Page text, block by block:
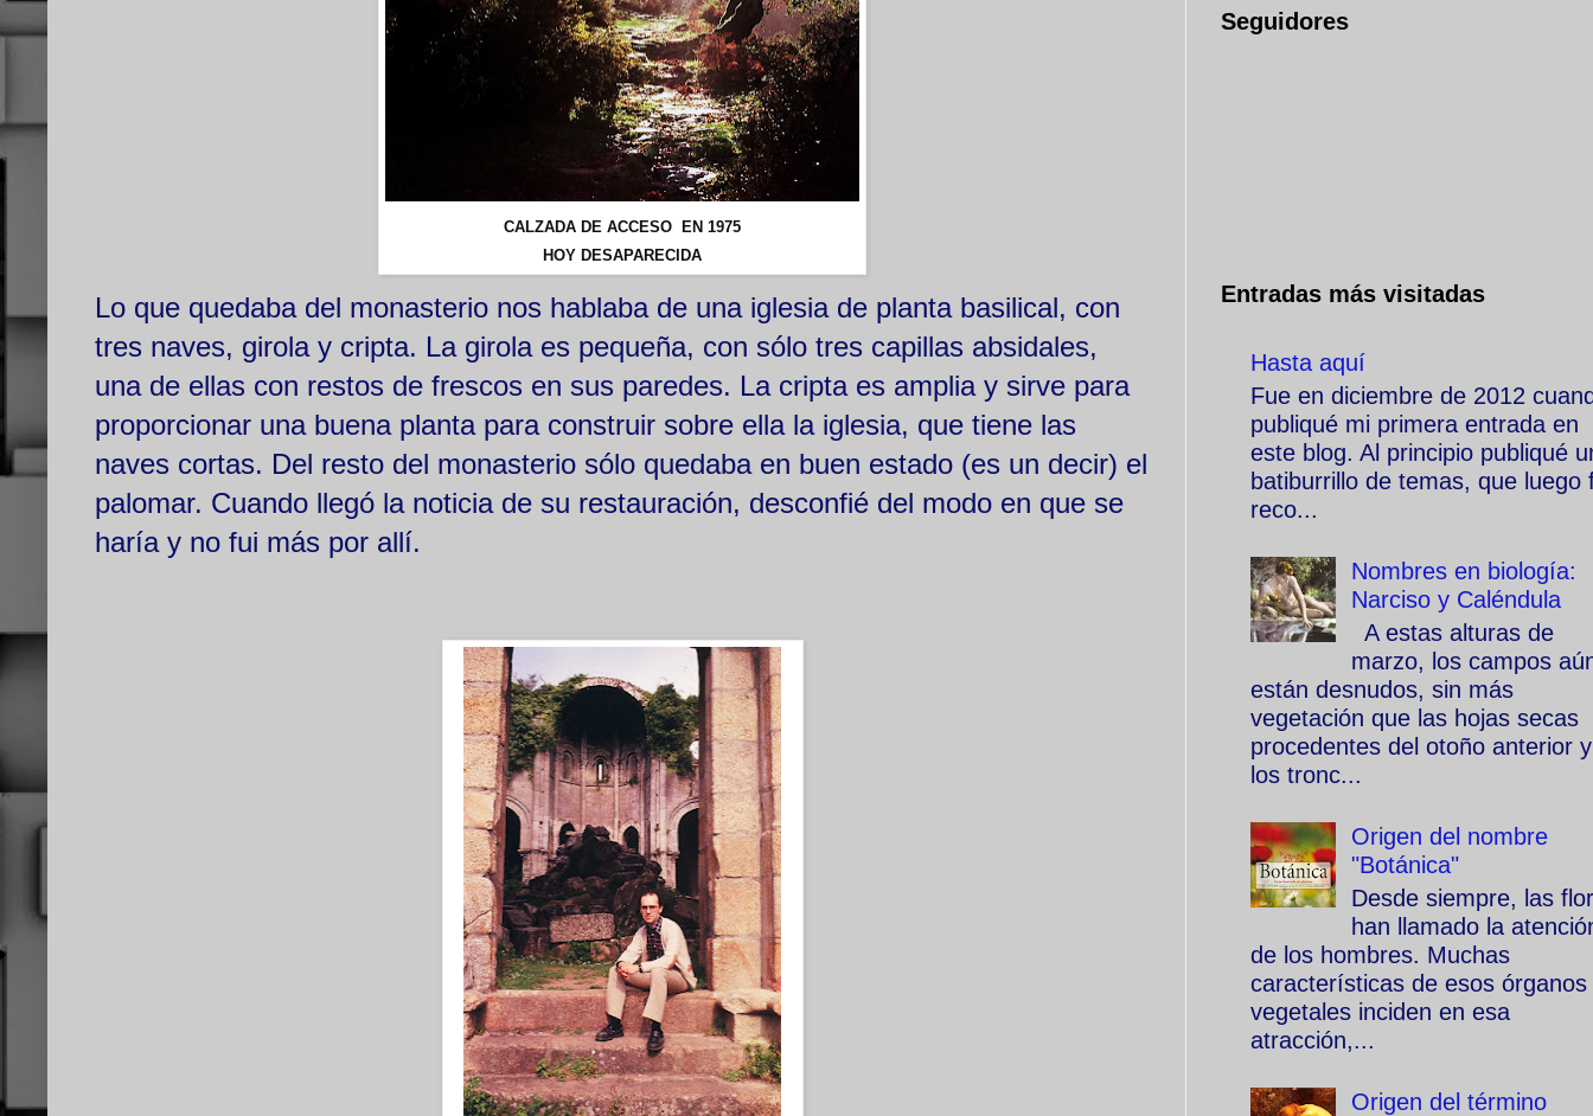
CALZADA DE ACCESO EN 1975
HOY DESAPARECIDA
Lo que quedaba del monasterio nos hablaba de una iglesia de planta basilical, con
tres naves, girola y cripta. La girola es pequeña, con sólo tres capillas absidales,
una de ellas con restos de frescos en sus paredes. La cripta es amplia y sirve para
proporcionar una buena planta para construir sobre ella la iglesia, que tiene las
naves cortas. Del resto del monasterio sólo quedaba en buen estado (es un decir) el
palomar. Cuando llegó la noticia de su restauración, desconfié del modo en que se
haría y no fui más por allí.
Seguidores
Entradas más visitadas
Hasta aquí
Fue en diciembre de 2012
publiqué mi primera entrada en
este blog. Al principio publiqué
batiburrillo de temas, que luego
reco...
Nombres en biología:
Narciso y Caléndula
A estas alturas de
marzo, los campos
están desnudos, sin más
vegetación que las hojas secas
procedentes del otoño anterior y
los tronc...
Origen del nombre
"Botánica"
Desde siempre, las
han llamado la
de los hombres. Muchas
características de esos órganos
vegetales inciden en esa
atracción,...
Origen del término